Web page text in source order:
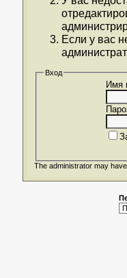
Если у вас
Вход
Имя
The administrator may